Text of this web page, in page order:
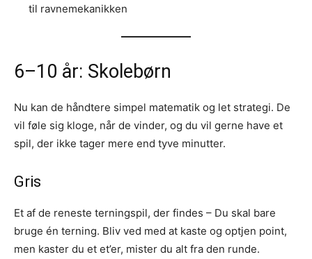
til ravnemekanikken
6–10 år: Skolebørn
Nu kan de håndtere simpel matematik og let strategi. De
vil føle sig kloge, når de vinder, og du vil gerne have et
spil, der ikke tager mere end tyve minutter.
Gris
Et af de reneste terningspil, der findes – Du skal bare
bruge én terning. Bliv ved med at kaste og optjen point,
men kaster du et et’er, mister du alt fra den runde.